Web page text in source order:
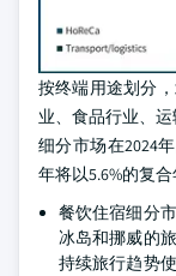
按终端用途划分
业、食品行业、
细分市场在2024
年将以5.6%的复合
餐饮住宿细分
冰岛和挪威的
持续旅行趋势